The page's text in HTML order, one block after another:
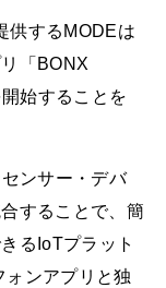
供するMODEは
「BONX
始することを
ンサー・デバ
することで、簡
るIoTプラット
ンアプリと独